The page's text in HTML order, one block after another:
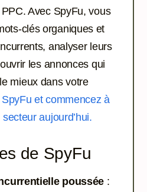
Avec SpyFu, vous
clés organiques et
analyser leurs
les annonces qui
mieux dans votre
et commencez à
aujourd’hui.
de SpyFu
poussée :